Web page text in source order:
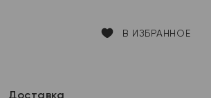
В ИЗБРАННОЕ
Доставка